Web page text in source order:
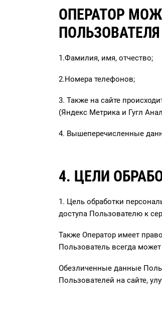
ОПЕРАТОР
ПОЛЬЗОВАТЕЛЯ
1.Фамилия, имя, отчество;
2.Номера телефонов;
3. Также на сайте
(Яндекс Метрика и Гугл
4. Вышеперечисленные
4. ЦЕЛИ
1. Цель обработки
доступа Пользователю к
Также Оператор имеет
Пользователь всегда
Обезличенные данные
Пользователей на сайте,